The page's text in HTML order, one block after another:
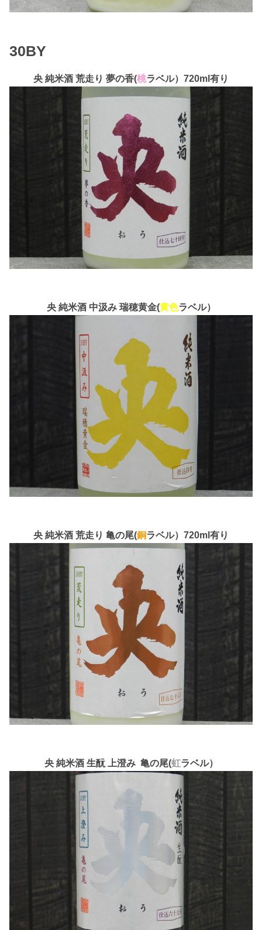
30BY
央 純米酒 荒走り 夢の香(桃ラベル）720ml有り
央 純米酒 中汲み 瑞穂黄金(黄色ラベル）
央 純米酒 荒走り 亀の尾(銅ラベル）720ml有り
央 純米酒 生酛 上澄み 亀の尾(虹ラベル）